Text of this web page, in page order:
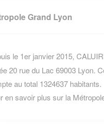
Grand Lyon
le 1er janvier 2015,
20 rue du Lac 69003 Lyon.
au total 1324637 habitants.
en savoir plus sur la